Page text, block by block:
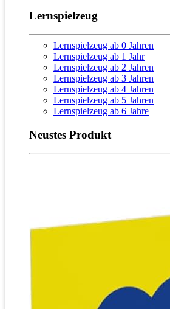
Lernspielzeug
Lernspielzeug ab 0 Jahren
Lernspielzeug ab 1 Jahr
Lernspielzeug ab 2 Jahren
Lernspielzeug ab 3 Jahren
Lernspielzeug ab 4 Jahren
Lernspielzeug ab 5 Jahren
Lernspielzeug ab 6 Jahre
Neustes Produkt